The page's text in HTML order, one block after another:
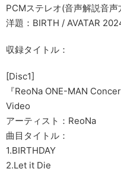
PCMステレオ(音声解説音声
洋題：BIRTH / AVATAR
収録タイトル：
[Disc1]
『ReoNa ONE-MAN
Video
アーティスト：ReoNa
曲目タイトル：
1.BIRTHDAY
2.Let it Die